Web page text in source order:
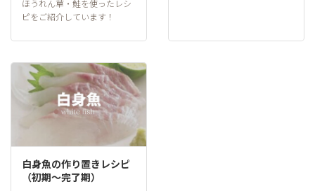
ほうれん草・鮭を使ったレシ
ピをご紹介しています！
白身魚の作り置きレシピ
（初期～完了期）